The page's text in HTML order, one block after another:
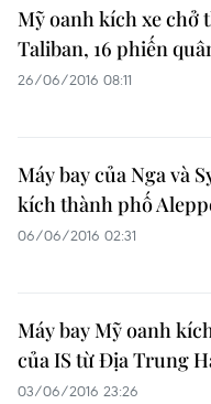
Mỹ oanh kích xe chở
Taliban, 16 phiến
26/06/2016 08:11
Máy bay của Nga và
kích thành phố
06/06/2016 02:31
Máy bay Mỹ oanh
của IS từ Địa Trung
03/06/2016 23:26